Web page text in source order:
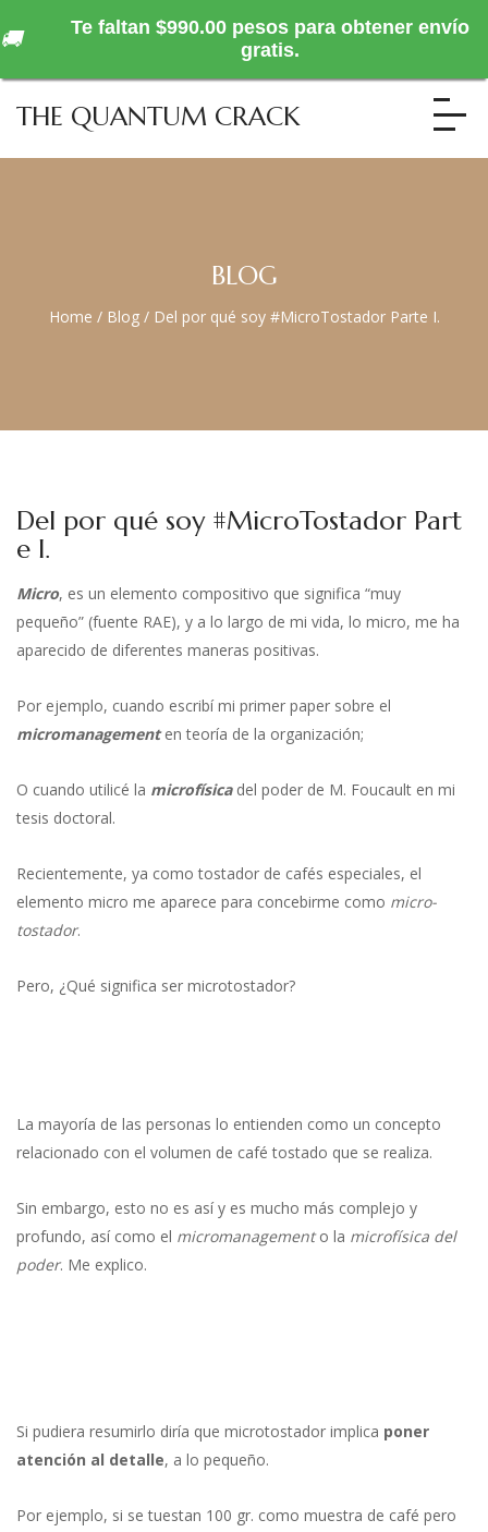
THE QUANTUM CRACK
BLOG
Home / Blog/ Del por qué soy #MicroTostador Parte I.
Del por qué soy #MicroTostador Part
e I.
Micro, es un elemento compositivo que significa “muy
pequeño” (fuente RAE), y a lo largo de mi vida, lo micro, me ha
aparecido de diferentes maneras positivas.
Por ejemplo, cuando escribí mi primer paper sobre el
micromanagementen teoría de la organización;
O cuando utilicé la microfísicadel poder de M. Foucault en mi
tesis doctoral.
Recientemente, ya como tostador de cafés especiales, el
elemento micro me aparece para concebirme como micro-
tostador.
Pero, ¿Qué significa ser microtostador?
La mayoría de las personas lo entienden como un concepto
relacionado con el volumen de café tostado que se realiza.
Sin embargo, esto no es así y es mucho más complejo y
profundo, así como el micromanagemento la microfísica del
poder. Me explico.
Si pudiera resumirlo diría que microtostador implica poner
atención al detalle, a lo pequeño.
Por ejemplo, si se tuestan 100 gr. como muestra de café pero
🚚
Te faltan $990.00 pesos para obtener envío
gratis.